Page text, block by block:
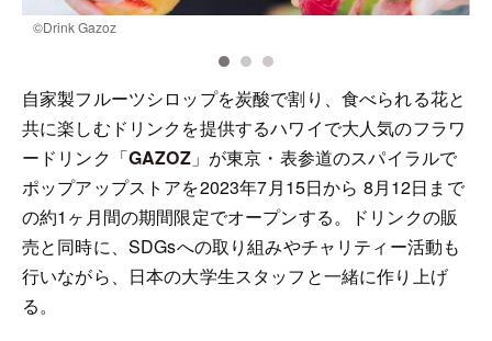
©️Drink Gazoz
自家製フルーツシロップを炭酸で割り、食べられる花と
共に楽しむドリンクを提供するハワイで大人気のフラワ
ードリンク「GAZOZ」が東京・表参道のスパイラルで
ポップアップストアを2023年7月15日から 8月12日まで
の約1ヶ月間の期間限定でオープンする。ドリンクの販
売と同時に、SDGsへの取り組みやチャリティー活動も
行いながら、日本の大学生スタッフと一緒に作り上げ
る。